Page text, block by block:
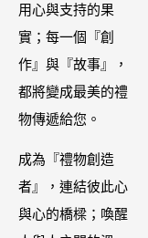
用心與支持的果
實；每一個『創
作』與『故事』，
都將變成最美的禮
物傳遞給您。
成為『禮物創造
者』，連結彼此心
與心的橋樑；喚醒